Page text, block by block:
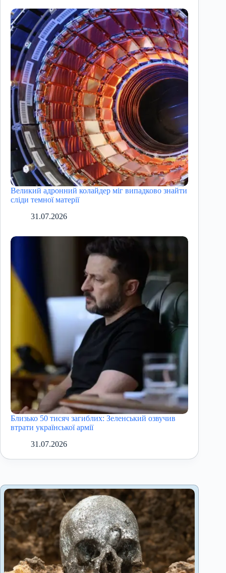
Великий адронний колайдер міг випадково знайти
сліди темної матерії
31.07.2026
Близько 50 тисяч загиблих: Зеленський озвучив
втрати української армії
31.07.2026